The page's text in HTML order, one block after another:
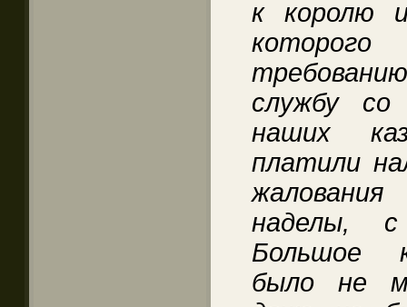
к королю
службу
наших
платили
наделы, с
Большое
было не